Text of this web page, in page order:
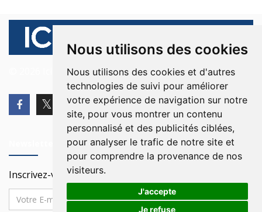
Nous utilisons des cookies
Nous utilisons des cookies et d'autres
technologies de suivi pour améliorer
votre expérience de navigation sur notre
site, pour vous montrer un contenu
personnalisé et des publicités ciblées,
pour analyser le trafic de notre site et
pour comprendre la provenance de nos
visiteurs.
J'accepte
Je refuse
© 2026 Ici Beyrouth. Tous les droits sont réservés.
Inscrivez-vous à notre Newsletter